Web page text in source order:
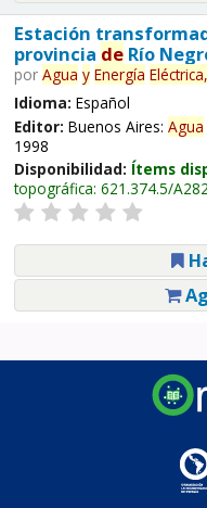
Estación
provincia deRío
por Agua y Energía Eléctrica,
Idioma: Español
Editor: Buenos Aires: Agua
1998
Disponibilidad: Ítems
topográfica: 621.374.5/